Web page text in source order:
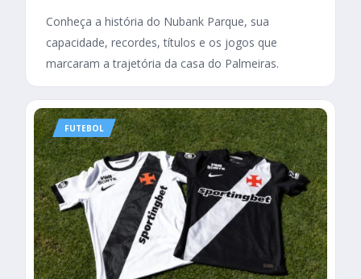
Conheça a história do Nubank Parque, sua
capacidade, recordes, títulos e os jogos que
marcaram a trajetória da casa do Palmeiras.
FUTEBOL